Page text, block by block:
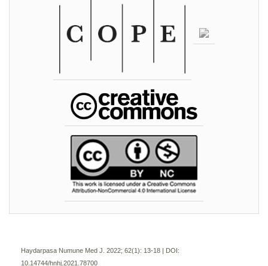
Haydarpasa Numune Med J. 2022; 62(1): 13-18 | DOI:
10.14744/hnhj.2021.78700